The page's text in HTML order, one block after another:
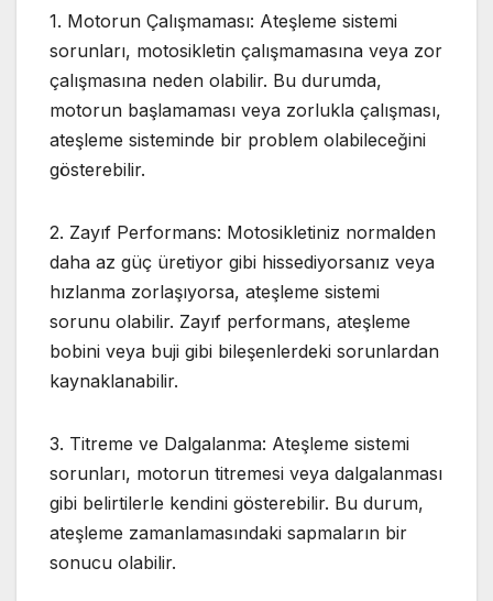
1. Motorun Çalışmaması: Ateşleme sistemi
sorunları, motosikletin çalışmamasına veya zor
çalışmasına neden olabilir. Bu durumda,
motorun başlamaması veya zorlukla çalışması,
ateşleme sisteminde bir problem olabileceğini
gösterebilir.
2. Zayıf Performans: Motosikletiniz normalden
daha az güç üretiyor gibi hissediyorsanız veya
hızlanma zorlaşıyorsa, ateşleme sistemi
sorunu olabilir. Zayıf performans, ateşleme
bobini veya buji gibi bileşenlerdeki sorunlardan
kaynaklanabilir.
3. Titreme ve Dalgalanma: Ateşleme sistemi
sorunları, motorun titremesi veya dalgalanması
gibi belirtilerle kendini gösterebilir. Bu durum,
ateşleme zamanlamasındaki sapmaların bir
sonucu olabilir.